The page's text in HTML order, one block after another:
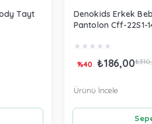
Tayt
Denokids Erkek
Pantolon Cff-22S1-
★ ★ ★ ★ ★
₺186,00
%40
Ürünü İncele